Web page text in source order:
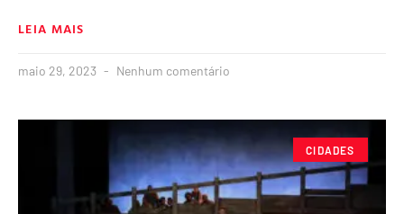
LEIA MAIS
maio 29, 2023 Nenhum comentário
CIDADES